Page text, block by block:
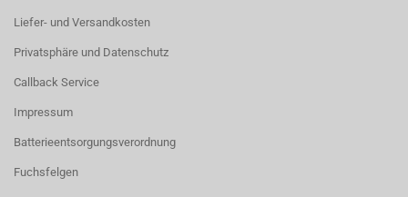
Liefer- und Versandkosten
Privatsphäre und Datenschutz
Callback Service
Impressum
Batterieentsorgungsverordnung
Fuchsfelgen